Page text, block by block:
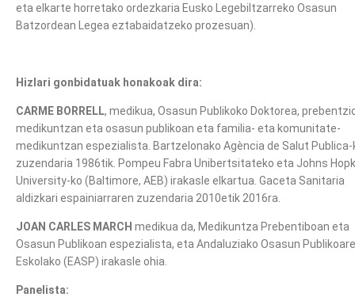
eta elkarte horretako ordezkaria Eusko Legebiltzarreko Osasun
Batzordean Legea eztabaidatzeko prozesuan).
Hizlari gonbidatuak honakoak dira:
CARME BORRELL, medikua, Osasun Publikoko Doktorea,
medikuntzan eta osasun publikoan eta familia- eta komunitate-
medikuntzan espezialista. Bartzelonako Agència de Salut Publica-
zuzendaria 1986tik. Pompeu Fabra Unibertsitateko eta Johns
University-ko (Baltimore, AEB) irakasle elkartua. Gaceta Sanitaria
aldizkari espainiarraren zuzendaria 2010etik 2016ra.
JOAN CARLES MARCH medikua da, Medikuntza Prebentiboan eta
Osasun Publikoan espezialista, eta Andaluziako Osasun
Eskolako (EASP) irakasle ohia.
Panelista: